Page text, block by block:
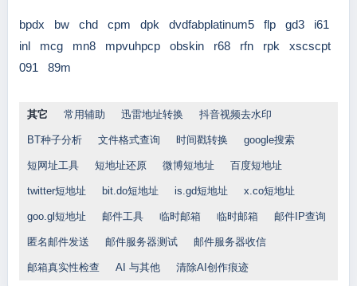
bpdx bw chd cpm dpk dvdfabplatinum5 flp gd3
i61
inl
mcg mn8 mpvuhpcp obskin r68 rfn rpk
xscscpt
091
89m
其它 常用辅助 迅雷地址转换 抖音视频去水印
BT种子分析 文件格式查询 时间戳转换 google搜索
短网址工具 短地址还原 微博短地址 百度短地址
twitter短地址 bit.do短地址 is.gd短地址 x.co短地址
goo.gl短地址 邮件工具 临时邮箱 临时邮箱 邮件IP查询
匿名邮件发送 邮件服务器测试 邮件服务器收信
邮箱真实性检查 AI 与其他 清除AI创作痕迹